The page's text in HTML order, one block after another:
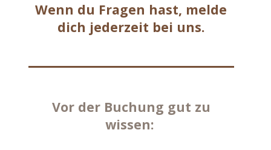
Wenn du Fragen hast, melde
dich jederzeit bei uns.
Vor der Buchung gut zu
wissen: